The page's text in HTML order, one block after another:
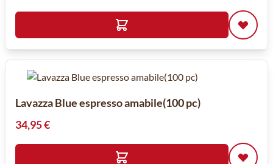
Lavazza Blue espresso amabile(100 pc)
34,95 €